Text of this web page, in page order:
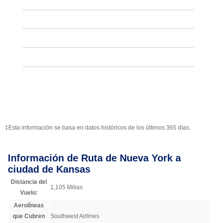
‡Esta información se basa en datos históricos de los últimos 365 días.
Información de Ruta de Nueva York a
ciudad de Kansas
Distancia del
Vuelo:
1,105 Millas
Aerolíneas
que Cubren
Southwest Airlines